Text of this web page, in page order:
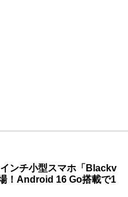
ンチ小型スマホ「Blackv
！Android 16 Go搭載で1